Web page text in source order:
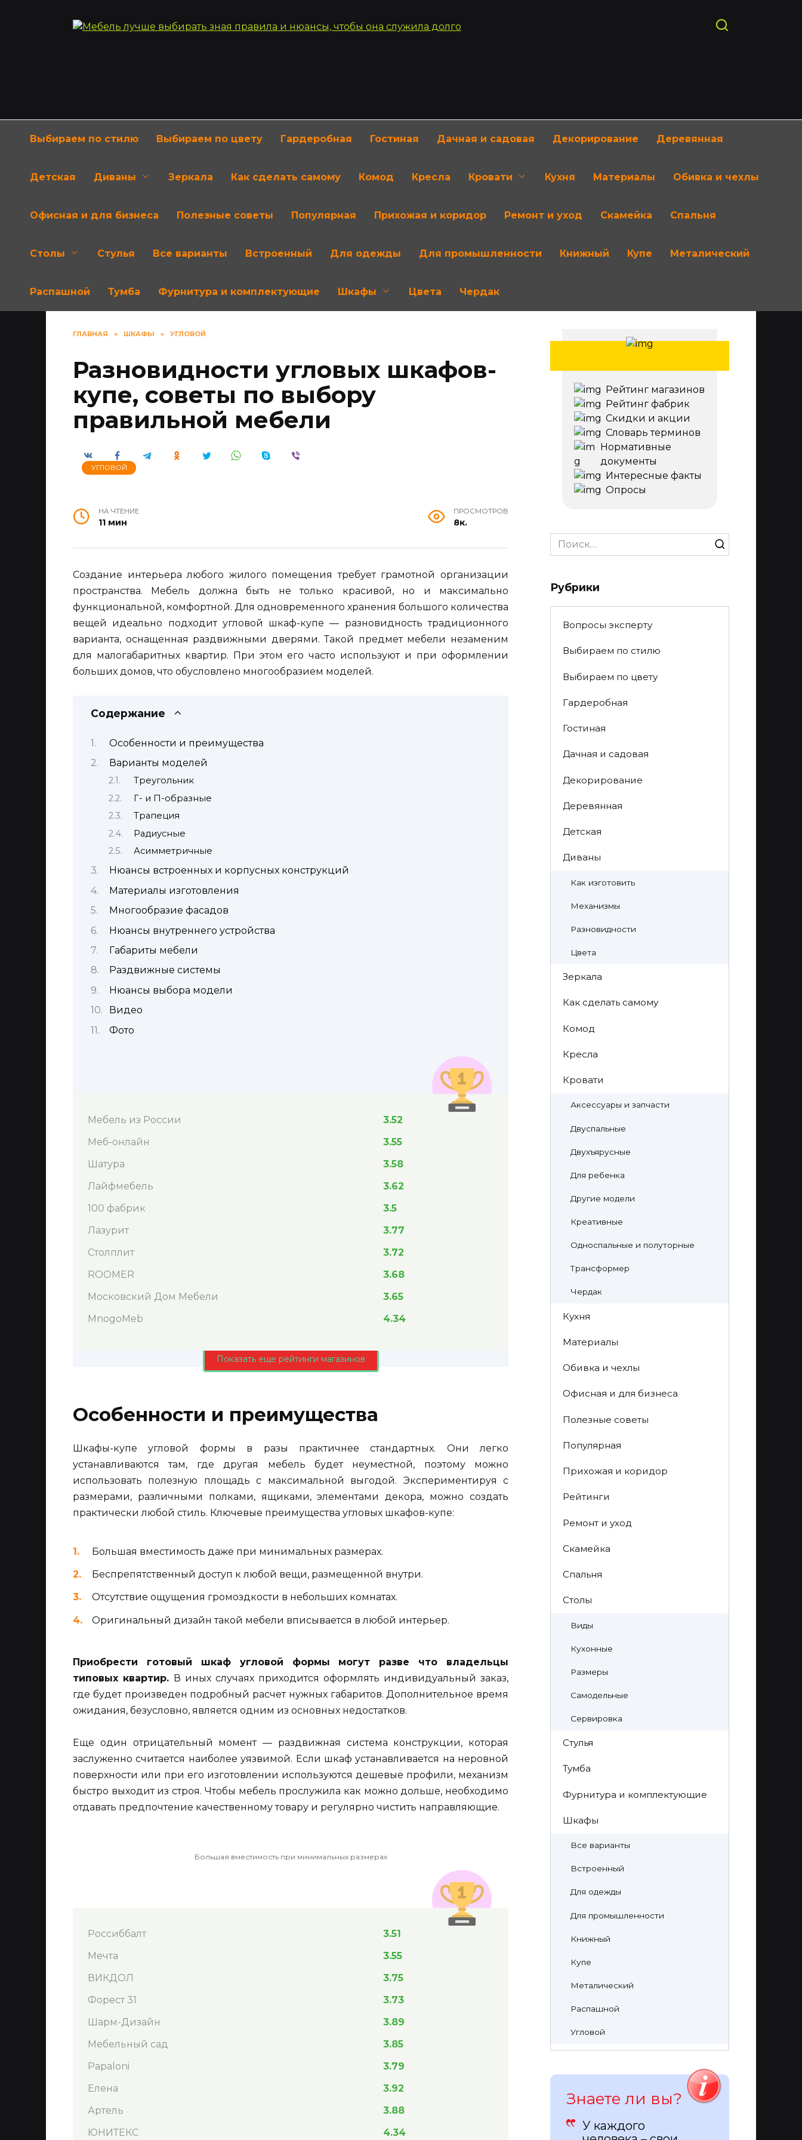
Выбираем по стилю Выбираем по цвету Гардеробная Гостиная Дачная и садовая Декорирование Деревянная
Детская Диваны Зеркала Как сделать самому Комод Кресла Кровати Кухня Материалы Обивка и чехлы
Офисная и для бизнеса Полезные советы Популярная Прихожая и коридор Ремонт и уход Скамейка Спальня
Столы Стулья Все варианты Встроенный Для одежды Для промышленности Книжный Купе Металический
Распашной Тумба Фурнитура и комплектующие Шкафы Цвета Чердак
ГЛАВНАЯ » ШКАФЫ » УГЛОВОЙ
Разновидности угловых шкафов-
купе, советы по выбору
правильной мебели
УГЛОВОЙ
НА ЧТЕНИЕ
11 мин
ПРОСМОТРОВ
8к.
Создание интерьера любого жилого помещения требует грамотной организации
пространства. Мебель должна быть не только красивой, но и максимально
функциональной, комфортной. Для одновременного хранения большого количества
вещей идеально подходит угловой шкаф-купе — разновидность традиционного
варианта, оснащенная раздвижными дверями. Такой предмет мебели незаменим
для малогабаритных квартир. При этом его часто используют и при оформлении
больших домов, что обусловлено многообразием моделей.
Содержание
Особенности и преимущества
Варианты моделей
Треугольник
Г- и П-образные
Трапеция
Радиусные
Асимметричные
Нюансы встроенных и корпусных конструкций
Материалы изготовления
Многообразие фасадов
Нюансы внутреннего устройства
Габариты мебели
Раздвижные системы
Нюансы выбора модели
Видео
Фото
Мебель из России
3.52
Меб-онлайн
3.55
Шатура
3.58
Лайфмебель
3.62
100 фабрик
3.5
Лазурит
3.77
Столплит
3.72
ROOMER
3.68
Московский Дом Мебели
3.65
MnogoMeb
4.34
Показать еще рейтинги магазинов
Особенности и преимущества
Шкафы-купе угловой формы в разы практичнее стандартных. Они легко
устанавливаются там, где другая мебель будет неуместной, поэтому можно
использовать полезную площадь с максимальной выгодой. Экспериментируя с
размерами, различными полками, ящиками, элементами декора, можно создать
практически любой стиль. Ключевые преимущества угловых шкафов-купе:
Большая вместимость даже при минимальных размерах.
Беспрепятственный доступ к любой вещи, размещенной внутри.
Отсутствие ощущения громоздкости в небольших комнатах.
Оригинальный дизайн такой мебели вписывается в любой интерьер.
Приобрести готовый шкаф угловой формы могут разве что владельцы
типовых квартир. В иных случаях приходится оформлять индивидуальный заказ,
где будет произведен подробный расчет нужных габаритов. Дополнительное время
ожидания, безусловно, является одним из основных недостатков.
Еще один отрицательный момент — раздвижная система конструкции, которая
заслуженно считается наиболее уязвимой. Если шкаф устанавливается на неровной
поверхности или при его изготовлении используются дешевые профили, механизм
быстро выходит из строя. Чтобы мебель прослужила как можно дольше, необходимо
отдавать предпочтение качественному товару и регулярно чистить направляющие.
Большая вместимость при минимальных размерах
Россиббалт
3.51
Мечта
3.55
ВИКДОЛ
3.75
Форест 31
3.73
Шарм-Дизайн
3.89
Мебельный сад
3.85
Papaloni
3.79
Елена
3.92
Артель
3.88
ЮНИТЕКС
4.34
Рейтинг магазинов
Рейтинг фабрик
Скидки и акции
Словарь терминов
Нормативные
документы
Интересные факты
Опросы
Search
for:
Рубрики
Вопросы эксперту
Выбираем по стилю
Выбираем по цвету
Гардеробная
Гостиная
Дачная и садовая
Декорирование
Деревянная
Детская
Диваны
Как изготовить
Механизмы
Разновидности
Цвета
Зеркала
Как сделать самому
Комод
Кресла
Кровати
Аксессуары и запчасти
Двуспальные
Двухъярусные
Для ребенка
Другие модели
Креативные
Односпальные и полуторные
Трансформер
Чердак
Кухня
Материалы
Обивка и чехлы
Офисная и для бизнеса
Полезные советы
Популярная
Прихожая и коридор
Рейтинги
Ремонт и уход
Скамейка
Спальня
Столы
Виды
Кухонные
Размеры
Самодельные
Сервировка
Стулья
Тумба
Фурнитура и комплектующие
Шкафы
Все варианты
Встроенный
Для одежды
Для промышленности
Книжный
Купе
Металический
Распашной
Угловой
Знаете ли вы?
У каждого